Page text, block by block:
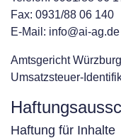
Fax: 0931/88 06 140
E-Mail: info@ai-ag.de
Amtsgericht
Umsatzsteuer-
Haftung für Inhalte